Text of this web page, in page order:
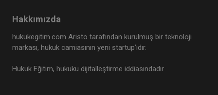
Hakkımızda
hukukegitim.com Aristo tarafından kurulmuş bir teknoloji
markası, hukuk camiasının yeni startup’ıdır.
Hukuk Eğitim, hukuku dijitalleştirme iddiasındadır.